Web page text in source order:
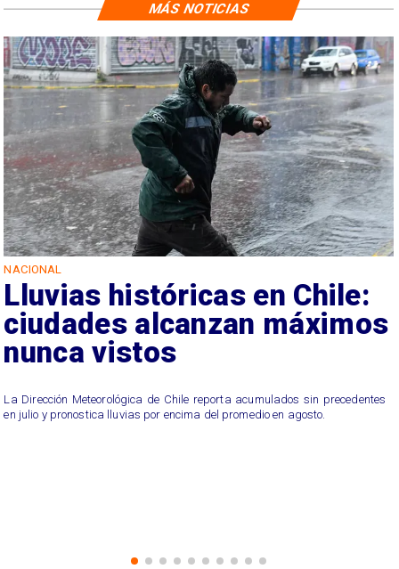
NACIONAL
Lluvias históricas en Chile:
ciudades alcanzan máximos
nunca vistos
La Dirección Meteorológica de Chile reporta acumulados sin precedentes
en julio y pronostica lluvias por encima del promedio en agosto.
MÁS NOTICIAS